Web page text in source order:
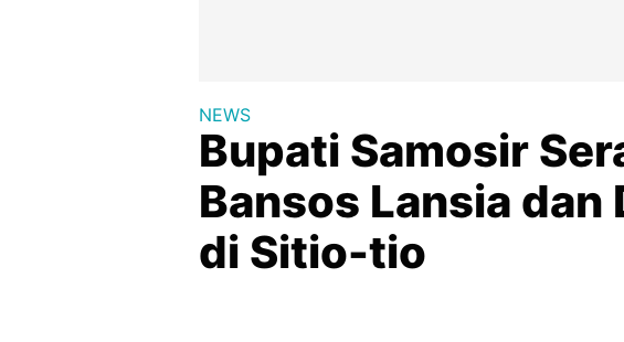
NEWS
Bupati Samosir
Bansos Lansia
di Sitio-tio